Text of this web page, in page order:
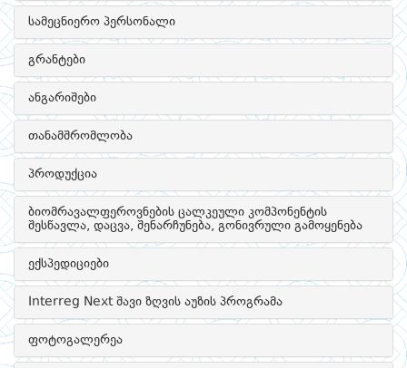
სამეცნიერო პერსონალი
გრანტები
ანგარიშები
თანამშრომლობა
პროდუქცია
ბიომრავალფეროვნების ცალკეული კომპონენტის
შესწავლა, დაცვა, შენარჩუნება, გონივრული გამოყენება
ექსპედიციები
Interreg Next შავი ზღვის აუზის პროგრამა
ფოტოგალერეა